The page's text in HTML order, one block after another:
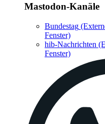
Mastodon-Kanäle
Bundestag
Fenster)
hib-Nachrichten
Fenster)